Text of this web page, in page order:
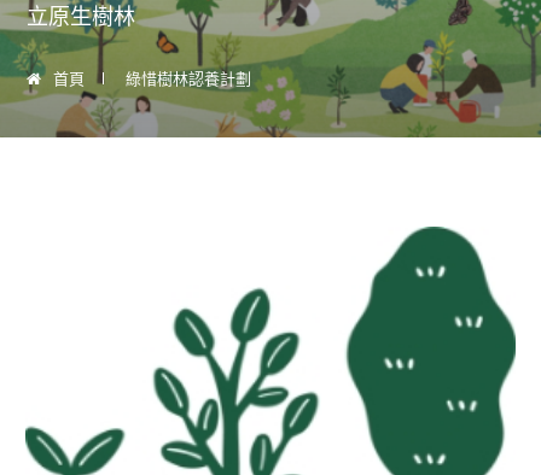
立原生樹林
首頁 綠惜樹林認養計劃